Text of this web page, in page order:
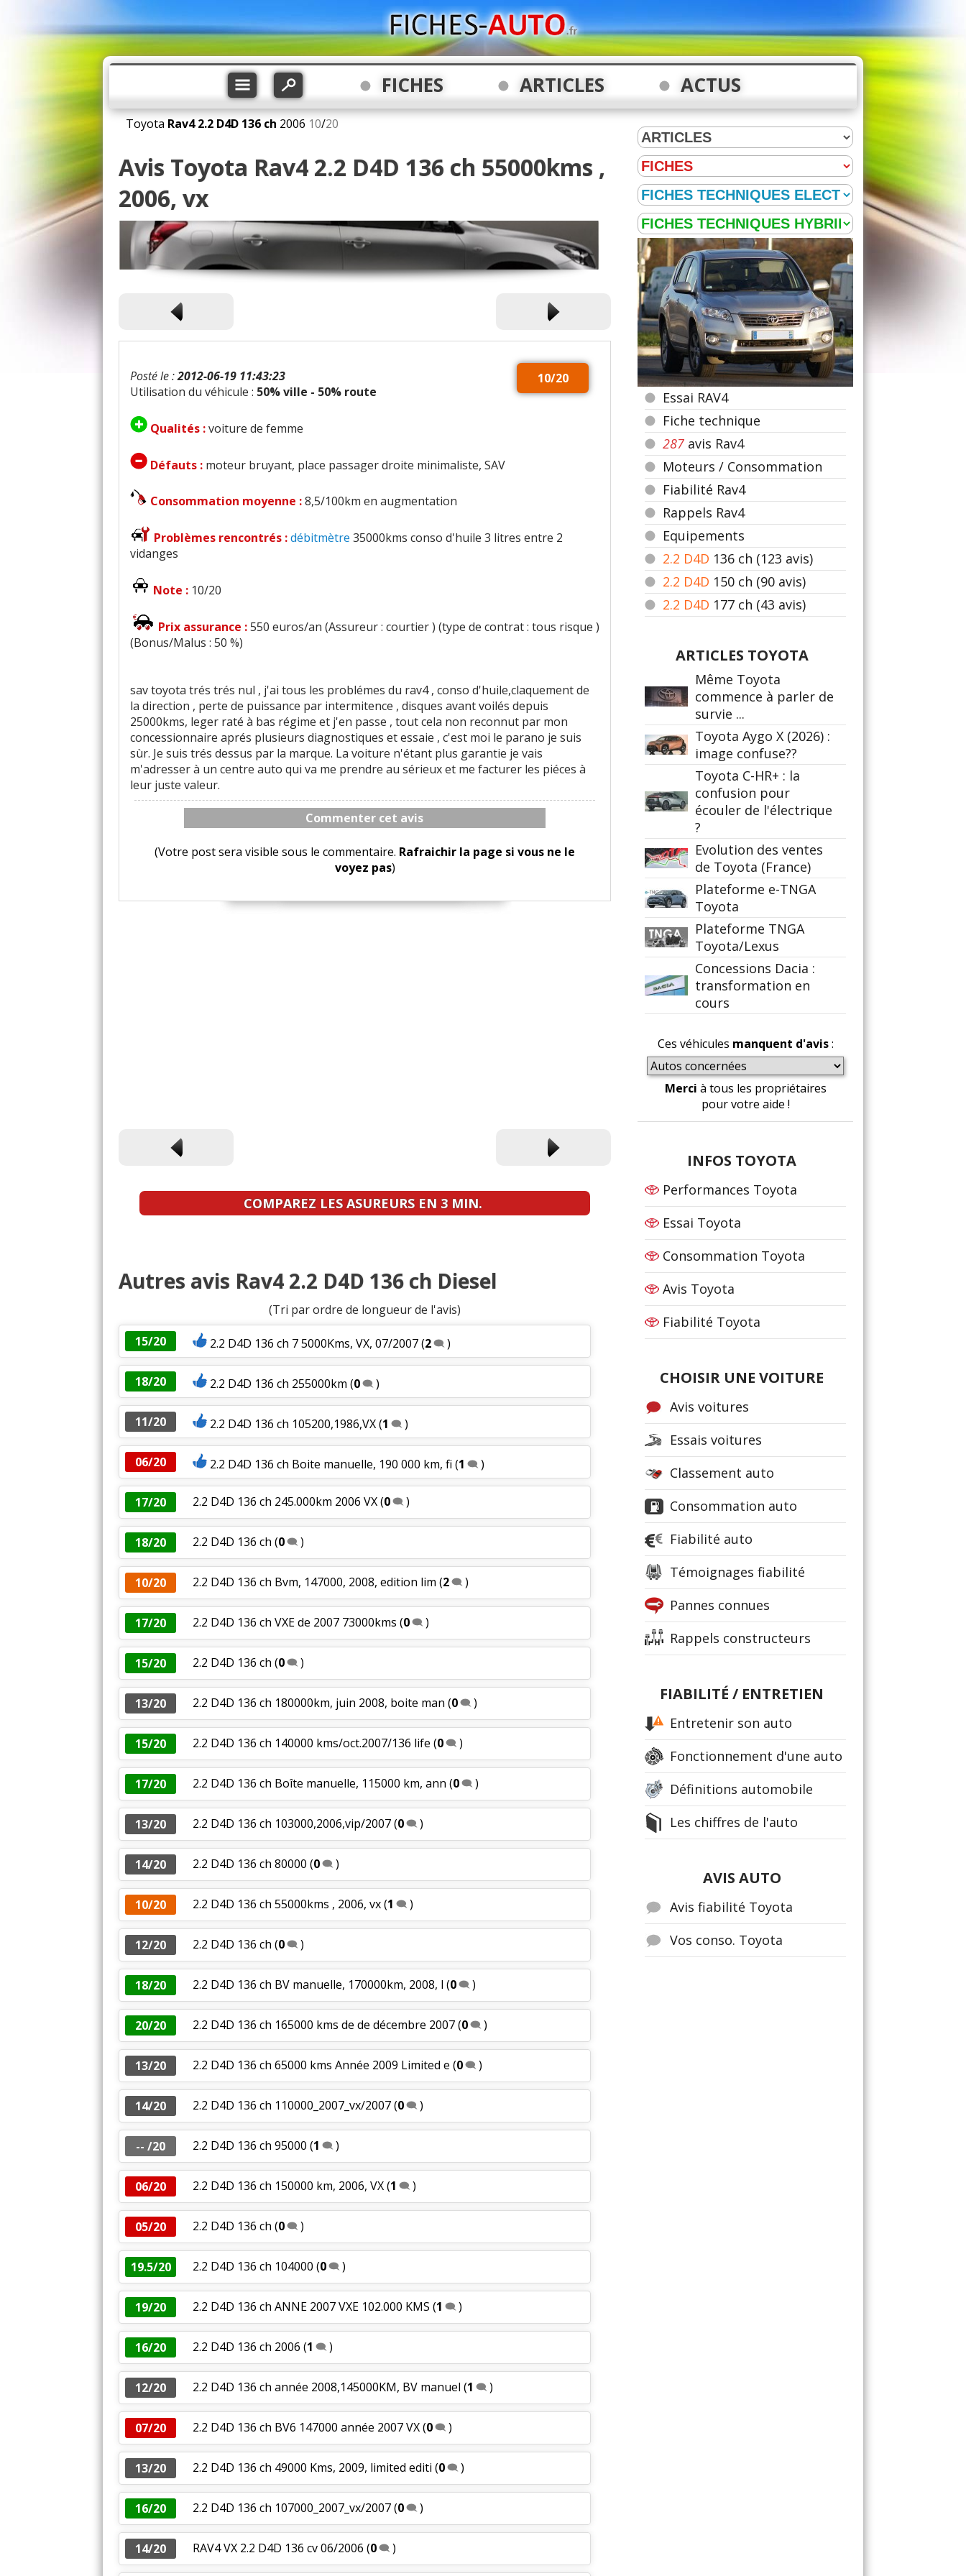
FICHES ARTICLES ACTUS
Toyota Rav4 2.2 D4D 136 ch 2006 10/20
Avis Toyota Rav4 2.2 D4D 136 ch 55000kms ,
2006, vx
10/20
Posté le :2012-06-19 11:43:23
Utilisation du véhicule : 50% ville - 50% route
Qualités :voiture de femme
Défauts : moteur bruyant, place passager droite minimaliste, SAV
Consommation moyenne :8,5/100km en augmentation
Problèmes rencontrés :débitmètre 35000kms conso d'huile 3 litres entre 2
vidanges
Note : 10/20
Prix assurance :550 euros/an (Assureur : courtier ) (type de contrat : tous risque )
(Bonus/Malus : 50 %)
sav toyota trés trés nul , j'ai tous les problémes du rav4 , conso d'huile,claquement de
la direction , perte de puissance par intermitence , disques avant voilés depuis
25000kms, leger raté à bas régime et j'en passe , tout cela non reconnut par mon
concessionnaire aprés plusieurs diagnostiques et essaie , c'est moi le parano je suis
sùr. Je suis trés dessus par la marque. La voiture n'étant plus garantie je vais
m'adresser à un centre auto qui va me prendre au sérieux et me facturer les piéces à
leur juste valeur.
Commenter cet avis
(Votre post sera visible sous le commentaire. Rafraichir la page si vous ne le
voyez pas)
COMPAREZ LES ASUREURS EN 3 MIN.
Autres avis Rav4 2.2 D4D 136 ch Diesel
(Tri par ordre de longueur de l'avis)
15/20
2.2 D4D 136 ch 7 5000Kms, VX, 07/2007(2 )
18/20 2.2 D4D 136 ch 255000km (0 )
11/20 2.2 D4D 136 ch 105200,1986,VX(1 )
06/20 2.2 D4D 136 ch Boite manuelle, 190 000 km, fi (1 )
17/20 2.2 D4D 136 ch 245.000km 2006 VX(0 )
18/20 2.2 D4D 136 ch (0 )
10/20 2.2 D4D 136 ch Bvm, 147000, 2008, edition lim (2 )
17/20 2.2 D4D 136 ch VXE de 2007 73000kms (0 )
15/20 2.2 D4D 136 ch (0 )
13/20 2.2 D4D 136 ch 180000km, juin 2008, boite man (0 )
15/20 2.2 D4D 136 ch 140000 kms/oct.2007/136 life (0 )
17/20 2.2 D4D 136 ch Boîte manuelle, 115000 km, ann (0 )
13/20 2.2 D4D 136 ch 103000,2006,vip/2007(0 )
14/20 2.2 D4D 136 ch 80000 (0 )
10/20 2.2 D4D 136 ch 55000kms , 2006, vx(1 )
12/20 2.2 D4D 136 ch (0 )
18/20 2.2 D4D 136 ch BV manuelle, 170000km, 2008, l (0 )
20/20 2.2 D4D 136 ch 165000 kms de de décembre 2007(0 )
13/20 2.2 D4D 136 ch 65000 kms Année 2009 Limited e (0 )
14/20 2.2 D4D 136 ch 110000_2007_vx/2007(0 )
-- /20 2.2 D4D 136 ch 95000 (1 )
06/20 2.2 D4D 136 ch 150000 km, 2006, VX(1 )
05/20 2.2 D4D 136 ch (0 )
19.5/20 2.2 D4D 136 ch 104000 (0 )
19/20 2.2 D4D 136 ch ANNE 2007 VXE 102.000 KMS (1 )
16/20 2.2 D4D 136 ch 2006 (1 )
12/20 2.2 D4D 136 ch année 2008,145000KM, BV manuel (1 )
07/20 2.2 D4D 136 ch BV6 147000 année 2007 VX(0 )
13/20 2.2 D4D 136 ch 49000 Kms, 2009, limited editi (0 )
16/20 2.2 D4D 136 ch 107000_2007_vx/2007(0 )
14/20 RAV4 VX 2.2 D4D 136 cv 06/2006 (0 )
Essai RAV4
Fiche technique
287 avis Rav4
Moteurs / Consommation
Fiabilité Rav4
Rappels Rav4
Equipements
2.2 D4D 136 ch (123 avis)
2.2 D4D 150 ch (90 avis)
2.2 D4D 177 ch (43 avis)
ARTICLES TOYOTA
Même Toyota
commence à parler de
survie ...
Toyota Aygo X (2026) :
image confuse??
Toyota C-HR+ : la
confusion pour
écouler de l'électrique
?
Evolution des ventes
de Toyota (France)
Plateforme e-TNGA
Toyota
Plateforme TNGA
Toyota/Lexus
Concessions Dacia :
transformation en
cours
Ces véhicules manquent d'avis:
Merci à tous les propriétaires
pour votre aide !
INFOS TOYOTA
Performances Toyota
Essai Toyota
Consommation Toyota
Avis Toyota
Fiabilité Toyota
CHOISIR UNE VOITURE
Avis voitures
Essais voitures
Classement auto
Consommation auto
Fiabilité auto
Témoignages fiabilité
Pannes connues
Rappels constructeurs
FIABILITÉ / ENTRETIEN
Entretenir son auto
Fonctionnement d'une auto
Définitions automobile
Les chiffres de l'auto
AVIS AUTO
Avis fiabilité Toyota
Vos conso. Toyota